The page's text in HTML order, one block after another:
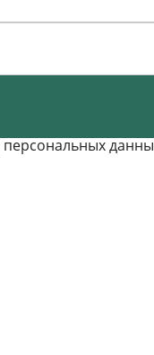
персональных